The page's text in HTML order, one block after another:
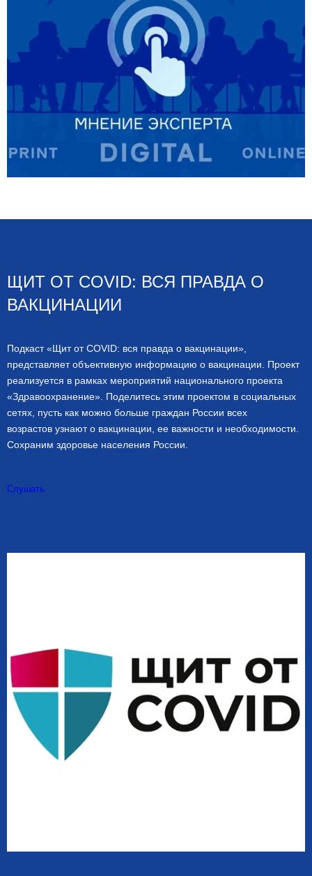
ЩИТ ОТ COVID: ВСЯ ПРАВДА О
ВАКЦИНАЦИИ
Подкаст «Щит от COVID: вся правда о вакцинации»,
представляет объективную информацию о вакцинации. Проект
реализуется в рамках мероприятий национального проекта
«Здравоохранение». Поделитесь этим проектом в социальных
сетях, пусть как можно больше граждан России всех
возрастов узнают о вакцинации, ее важности и необходимости.
Сохраним здоровье населения России.
Слушать